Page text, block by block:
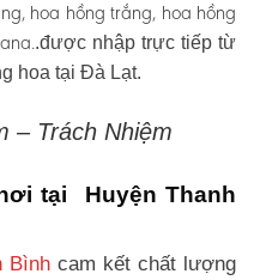
hoa hồng trắng, hoa hồng
.được nhập trực tiếp từ
hoa tại Đà Lạt.
– Trách Nhiệm
tại Huyện Thanh
Bình cam kết chất lượng